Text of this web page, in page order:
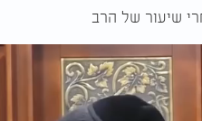
שיעור של הרב